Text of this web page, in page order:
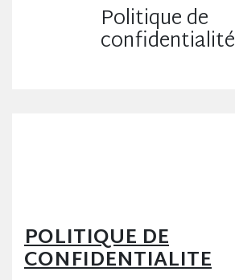
Politique de
confidentialité
POLITIQUE DE
CONFIDENTIALITE